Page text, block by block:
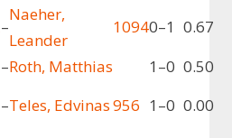
–
Naeher,
Leander
10940–1 0.67
–Roth, Matthias 1–0 0.50
–Teles, Edvinas956 1–0 0.00